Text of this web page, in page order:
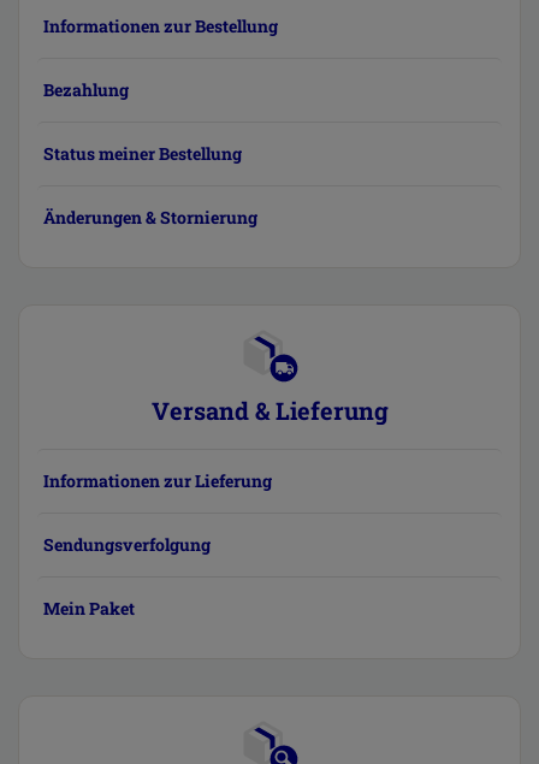
Informationen zur Bestellung
Bezahlung
Status meiner Bestellung
Änderungen & Stornierung
Versand & Lieferung
Informationen zur Lieferung
Sendungsverfolgung
Mein Paket